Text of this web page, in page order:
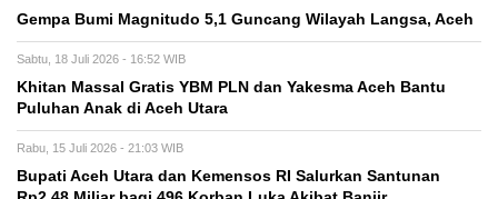
Gempa Bumi Magnitudo 5,1 Guncang Wilayah Langsa, Aceh
Sabtu, 18 Juli 2026 - 16:52 WIB
Khitan Massal Gratis YBM PLN dan Yakesma Aceh Bantu
Puluhan Anak di Aceh Utara
Rabu, 15 Juli 2026 - 21:03 WIB
Bupati Aceh Utara dan Kemensos RI Salurkan Santunan